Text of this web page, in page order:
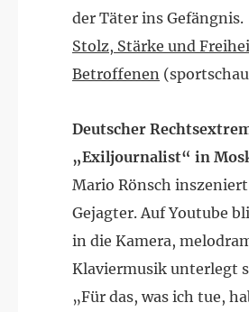
der Täter ins Gefängnis.
Stolz, Stärke und
Betroffenen
Deutscher
„Exiljournalist“ in
Mario Rönsch
Gejagter. Auf Youtube
in die Kamera,
Klaviermusik unterlegt
„Für das, was ich tue,